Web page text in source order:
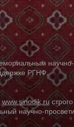
научно-
РГНФ.
www.sinodik.ru
научно-